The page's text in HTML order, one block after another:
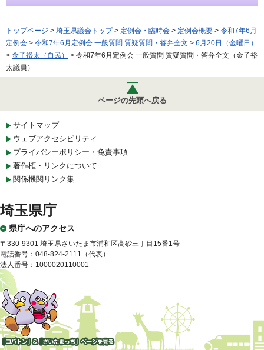
トップページ > 埼玉県議会トップ> 定例会・臨時会 > 定例会概要 > 令和7年6月
定例会 > 令和7年6月定例会 一般質問 質疑質問・答弁全文 > 6月20日（金曜日）
> 金子裕太（自民）
> 令和7年6月定例会 一般質問 質疑質問・答弁全文（金子裕
太議員）
ページの先頭へ戻る
サイトマップ
ウェブアクセシビリティ
プライバシーポリシー・免責事項
著作権・リンクについて
関係機関リンク集
埼玉県庁
県庁へのアクセス
〒330-9301 埼玉県さいたま市浦和区高砂三丁目15番1号
電話番号：048-824-2111（代表）
法人番号：1000020110001
「コバトン」&「さいたまっ